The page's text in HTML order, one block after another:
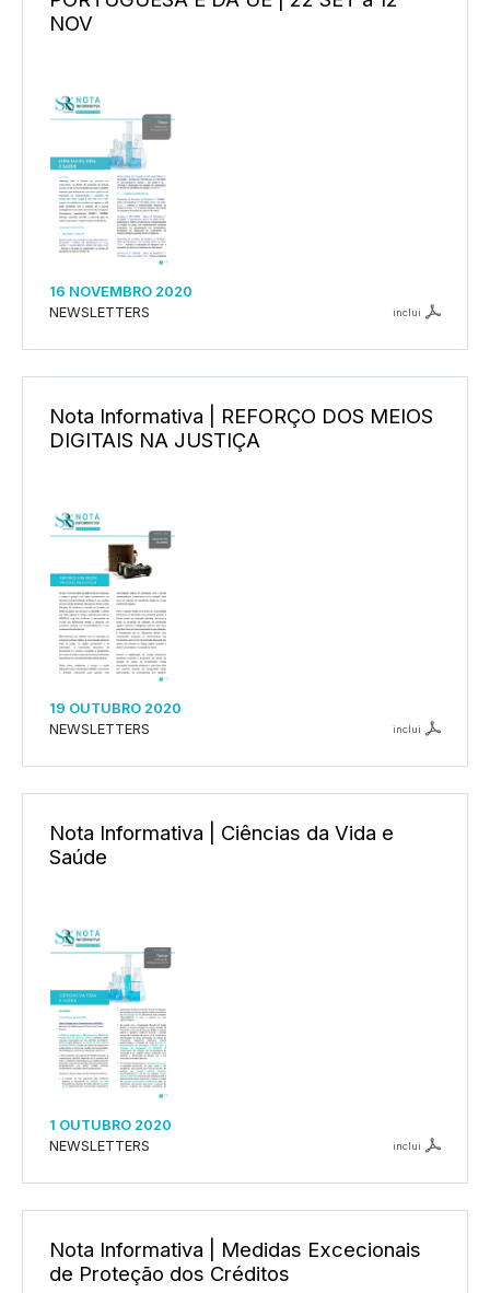
NOV
16 NOVEMBRO 2020
NEWSLETTERS
inclui
Nota Informativa | REFORÇO DOS MEIOS
DIGITAIS NA JUSTIÇA
19 OUTUBRO 2020
NEWSLETTERS
inclui
Nota Informativa | Ciências da Vida e
Saúde
1 OUTUBRO 2020
NEWSLETTERS
inclui
Nota Informativa | Medidas Excecionais
de Proteção dos Créditos